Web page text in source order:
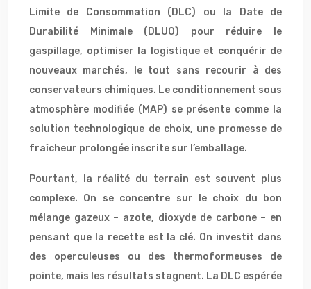
Limite de Consommation (DLC) ou la Date de
Durabilité Minimale (DLUO) pour réduire le
gaspillage, optimiser la logistique et conquérir de
nouveaux marchés, le tout sans recourir à des
conservateurs chimiques. Le conditionnement sous
atmosphère modifiée (MAP) se présente comme la
solution technologique de choix, une promesse de
fraîcheur prolongée inscrite sur l’emballage.
Pourtant, la réalité du terrain est souvent plus
complexe. On se concentre sur le choix du bon
mélange gazeux – azote, dioxyde de carbone – en
pensant que la recette est la clé. On investit dans
des operculeuses ou des thermoformeuses de
pointe, mais les résultats stagnent. La DLC espérée